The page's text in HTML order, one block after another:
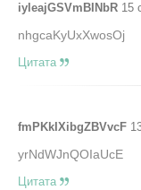
iyleajGSVmBINbR 15
nhgcaKyUxXwosOj
Цитата
fmPKkIXibgZBVvcF
yrNdWJnQOIaUcE
Цитата